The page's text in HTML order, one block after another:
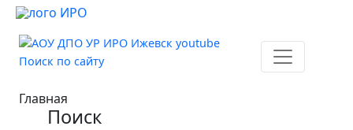
Поиск по сайту
Главная
Поиск